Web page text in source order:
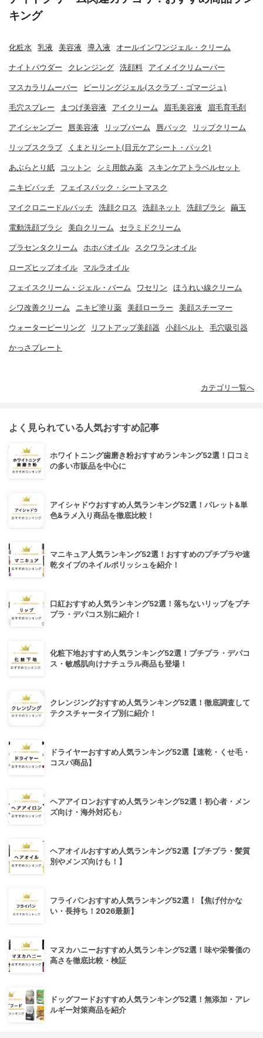
キング
化粧水 乳液 美容液 導入液 オールインワンジェル・クリーム
ナイトパウダー クレンジング 洗顔料 アイメイクリムーバー
マスカラリムーバー ピーリングジェル(スクラブ・ゴマージュ)
毛穴スプレー まつげ美容液 アイクリーム 眉毛美容液 眉毛育毛剤
アイシャンプー 唇美容液 リップバーム 唇パック リップクリーム
リップスクラブ くまとりシート(目元ケアシート・パック)
あぶらとり紙 コットン シミ用飲み薬 スキンケアトラベルセット
ニキビパッチ フェイスパック・シートマスク
マイクロニードルパッチ 洗顔クロス 洗顔ネット 洗顔ブラシ 繭玉
電動洗顔ブラシ 美白クリーム セラミドクリーム
プラセンタクリーム ホホバオイル スクワランオイル
ローズヒップオイル マルラオイル
フェイスクリーム・ジェル・バーム ワセリン ほうれい線クリーム
シワ改善クリーム ニキビ塗り薬 美顔ローラー 美顔スチーマー
ウォーターピーリング リフトアップ美顔器 小顔ベルト 毛穴吸引器
かっさプレート
カテゴリ一覧へ
よく見られている人気おすすめ記事
ホワイトニング歯磨き粉おすすめランキング52選！口コミ
の多い市販品を中心に
アイシャドウおすすめ人気ランキング52選！パレット&単
色&ラメ入り商品を徹底比較！
マニキュア人気ランキング52選！おすすめのプチプラや速
乾タイプのネイルポリッシュを紹介！
口紅おすすめ人気ランキング52選！落ちないリップをプチ
プラ・デパコス別に紹介！
化粧下地おすすめ人気ランキング52選！プチプラ・デパコ
ス・敏感肌向けナチュラル商品も登場！
クレンジングおすすめ人気ランキング52選！徹底調査して
テクスチャータイプ別に紹介！
ドライヤーおすすめ人気ランキング52選【速乾・くせ毛・
コスパ商品】
ヘアアイロンおすすめ人気ランキング52選！初心者・メン
ズ向け・海外対応も♪
ヘアオイルおすすめ人気ランキング52選【プチプラ・髪質
別やメンズ向けも！】
フライパンおすすめ人気ランキング52選！【焦げ付かな
い・長持ち！2026最新】
マヌカハニーおすすめ人気ランキング52選！味や栄養価の
高さを徹底比較・検証
ドッグフードおすすめ人気ランキング52選！無添加・アレ
ルギー対策商品を紹介